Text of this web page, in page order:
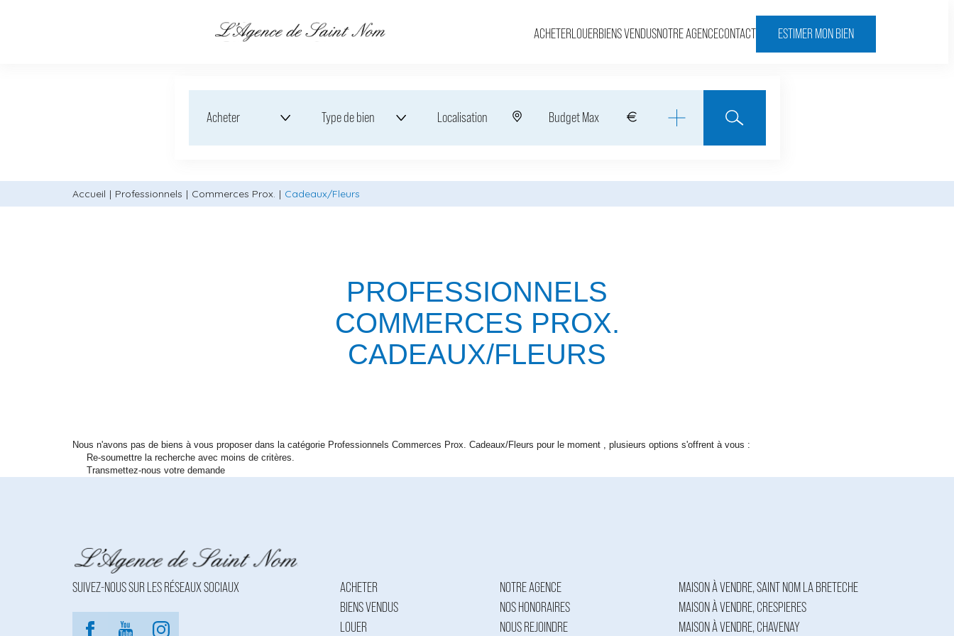
ACHETERLOUERBIENS VENDUSNOTRE AGENCECONTACT ESTIMER MON BIEN
Acheter Type de bien Localisation
Accueil Professionnels Commerces Prox. Cadeaux/Fleurs
PROFESSIONNELS
COMMERCES PROX.
CADEAUX/FLEURS
Nous n'avons pas de biens à vous proposer dans la catégorie Professionnels Commerces Prox. Cadeaux/Fleurs pour le moment , plusieurs options s'offrent à vous :
Re-soumettre la recherche avec moins de critères.
Transmettez-nous votre demande
SUIVEZ-NOUS SUR LES RÉSEAUX SOCIAUX
ACHETER
BIENS VENDUS
LOUER
NOTRE AGENCE
NOS HONORAIRES
NOUS REJOINDRE
MAISON À VENDRE, SAINT NOM LA BRETECHE
MAISON À VENDRE, CRESPIERES
MAISON À VENDRE, CHAVENAY